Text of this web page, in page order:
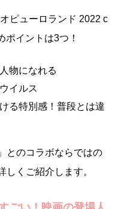
ピューロランド 2022 c
ポイントは3つ！
物になれる
イルス
る特別感！普段とは違
とのコラボならではの
くご紹介します。